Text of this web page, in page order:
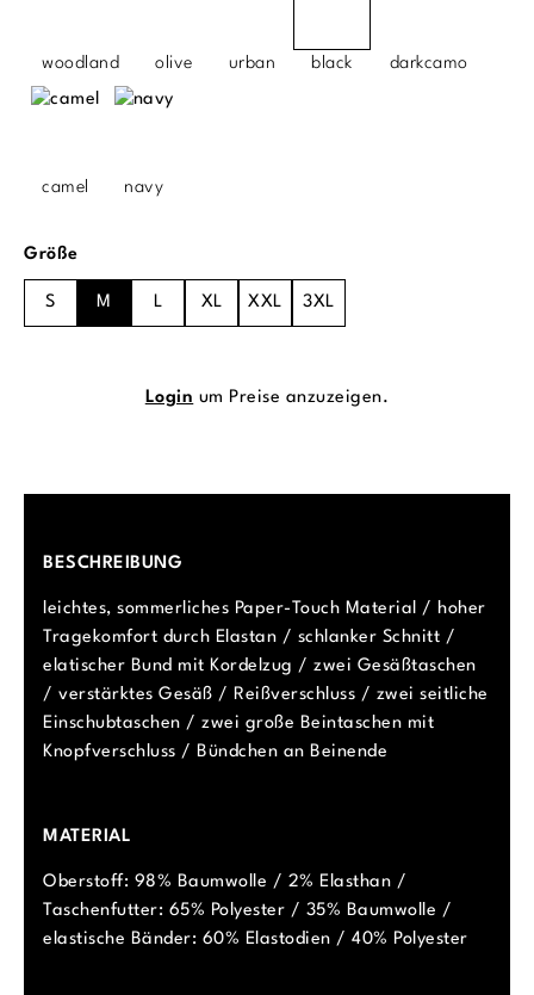
woodland olive urban black darkcamo
camel navy
Größeauswählen
S M L XL XXL 3XL
Login um Preise anzuzeigen.
BESCHREIBUNG
leichtes, sommerliches Paper-Touch Material / hoher
Tragekomfort durch Elastan / schlanker Schnitt /
elatischer Bund mit Kordelzug / zwei Gesäßtaschen
/ verstärktes Gesäß / Reißverschluss / zwei seitliche
Einschubtaschen / zwei große Beintaschen mit
Knopfverschluss / Bündchen an Beinende
MATERIAL
Oberstoff: 98% Baumwolle / 2% Elasthan /
Taschenfutter: 65% Polyester / 35% Baumwolle /
elastische Bänder: 60% Elastodien / 40% Polyester